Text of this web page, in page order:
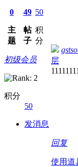
0
主
题
49
帖
子
50
积
分
初级会员
积分
50
发消息
层
回复
使用道